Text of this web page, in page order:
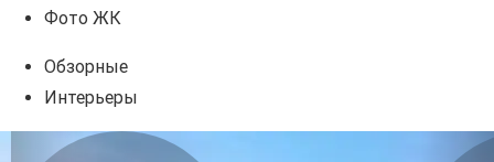
Фото ЖК
Обзорные
Интерьеры